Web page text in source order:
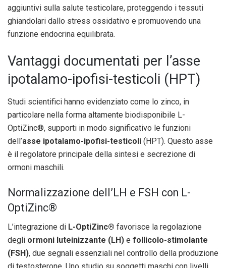
aggiuntivi sulla salute testicolare, proteggendo i tessuti
ghiandolari dallo stress ossidativo e promuovendo una
funzione endocrina equilibrata.
Vantaggi documentati per l’asse
ipotalamo-ipofisi-testicoli (HPT)
Studi scientifici hanno evidenziato come lo zinco, in
particolare nella forma altamente biodisponibile L-
OptiZinc®, supporti in modo significativo le funzioni
dell’asse ipotalamo-ipofisi-testicoli (HPT). Questo asse
è il regolatore principale della sintesi e secrezione di
ormoni maschili.
Normalizzazione dell’LH e FSH con L-
OptiZinc®
L’integrazione di L-OptiZinc® favorisce la regolazione
degli ormoni luteinizzante (LH) e follicolo-stimolante
(FSH), due segnali essenziali nel controllo della produzione